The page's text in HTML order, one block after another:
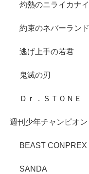
灼熱のニライカナイ
約束のネバーランド
逃げ上手の若君
鬼滅の刃
Ｄｒ．ＳＴＯＮＥ
週刊少年チャンピオン
BEAST CONPREX
SANDA